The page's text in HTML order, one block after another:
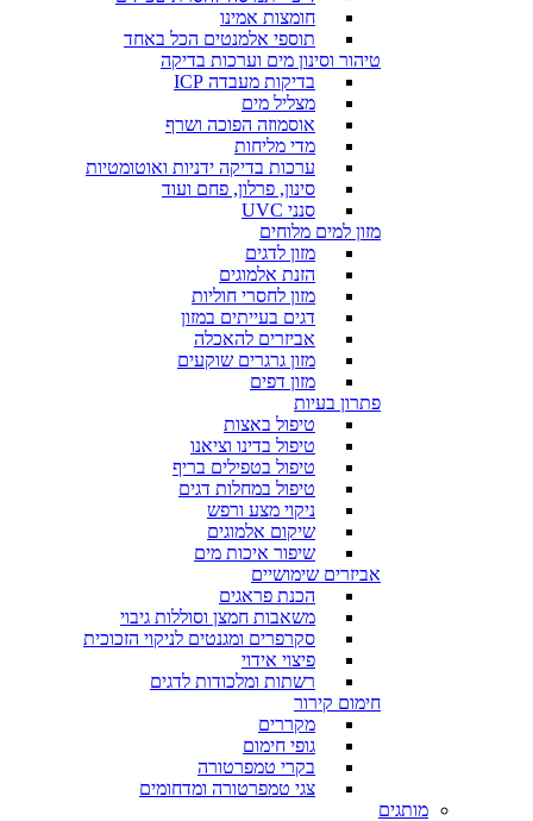
חומצות אמינו
תוספי אלמנטים הכל באחד
טיהור וסינון מים וערכות בדיקה
בדיקות מעבדה ICP
מצליל מים
אוסמוזה הפוכה ושרף
מדי מליחות
ערכות בדיקה ידניות ואוטומטיות
סינון, פרלון, פחם ועוד
סנני UVC
מזון למים מלוחים
מזון לדגים
הזנת אלמוגים
מזון לחסרי חוליות
דגים בעייתים במזון
אביזרים להאכלה
מזון גרגרים שוקעים
מזון דפים
פתרון בעיות
טיפול באצות
טיפול בדינו וציאנו
טיפול בטפילים בריף
טיפול במחלות דגים
ניקוי מצע ורפש
שיקום אלמוגים
שיפור איכות מים
אביזרים שימושיים
הכנת פראגים
משאבות חמצן וסוללות גיבוי
סקרפרים ומגנטים לניקוי הזכוכית
פיצוי אידוי
רשתות ומלכודות לדגים
חימום קירור
מקררים
גופי חימום
בקרי טמפרטורה
צגי טמפרטורה ומדחומים
מותגים